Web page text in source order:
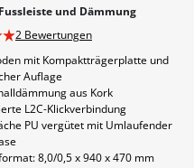
und Dämmung
2 Bewertungen
mit Kompaktträgerplatte und
Auflage
aus Kork
L2C-Klickverbindung
PU vergütet mit Umlaufender
8,0/0,5 x 940 x 470 mm